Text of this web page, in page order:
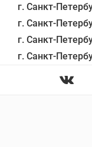
г. Санкт-
г. Санкт-
г. Санкт-